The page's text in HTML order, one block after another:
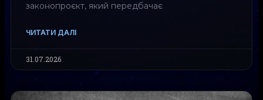
законопроєкт, який передбачає
ЧИТАТИ ДАЛІ
31.07.2026